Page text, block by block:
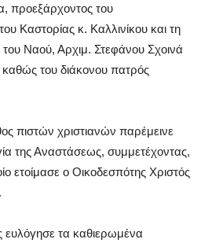
προεξάρχοντος του
Καστορίας κ. Καλλινίκου και τη
Ναού, Αρχιμ. Στεφάνου Σχοινά
του διάκονου πατρός
πιστών χριστιανών παρέμεινε
της Αναστάσεως, συμμετέχοντας,
ετοίμασε ο Οικοδεσπότης Χριστός
ευλόγησε τα καθιερωμένα